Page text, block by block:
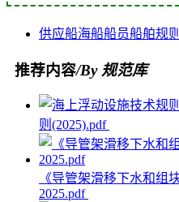
供应船海船船员船舶规则
推荐内容/By 规范库
则(2025).pdf
《导管架滑移下水和组
2025.pdf